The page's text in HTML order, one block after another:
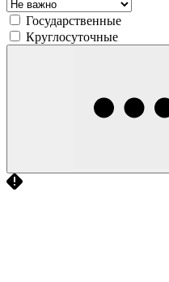
Государственные
Круглосуточные